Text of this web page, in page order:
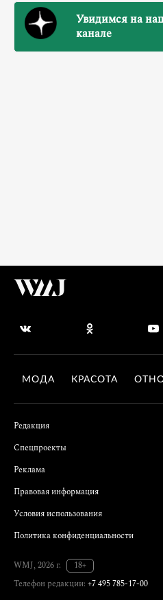
Увидимся на
канале
МОДА КРАСОТА
Редакция
Спецпроекты
Реклама
Правовая информация
Условия использования
Политика конфиденциальности
WMJ, 2026 г.
18+
Телефон редакции: +7 495 785-17-00